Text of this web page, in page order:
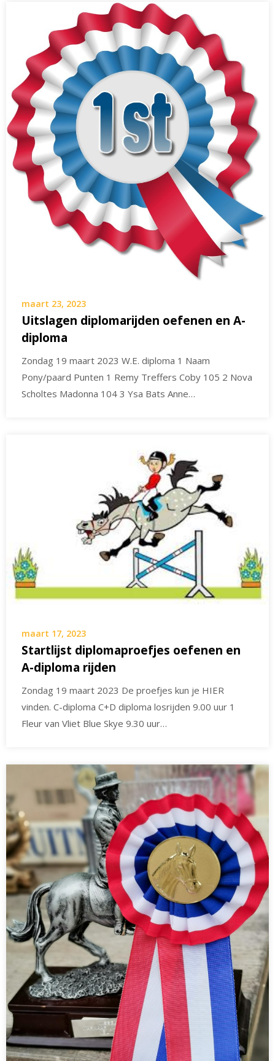
maart 23, 2023
Uitslagen diplomarijden oefenen en A-
diploma
Zondag 19 maart 2023 W.E. diploma 1 Naam
Pony/paard Punten 1 Remy Treffers Coby 105 2 Nova
Scholtes Madonna 104 3 Ysa Bats Anne…
maart 17, 2023
Startlijst diplomaproefjes oefenen en
A-diploma rijden
Zondag 19 maart 2023 De proefjes kun je HIER
vinden. C-diploma C+D diploma losrijden 9.00 uur 1
Fleur van Vliet Blue Skye 9.30 uur…